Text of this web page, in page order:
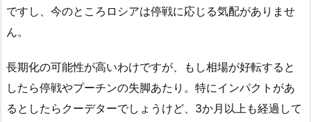
ですし、今のところロシアは停戦に応じる気配がありませ
ん。
長期化の可能性が高いわけですが、もし相場が好転すると
したら停戦やプーチンの失脚あたり。特にインパクトがあ
るとしたらクーデターでしょうけど、3か月以上も経過して